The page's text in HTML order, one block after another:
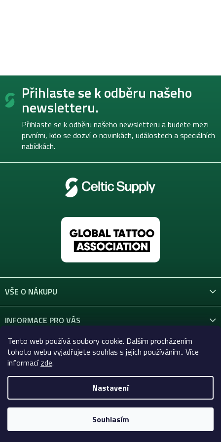
Tento web používá soubory cookie. Dalším procházením
tohoto webu vyjadřujete souhlas s jejich používáním.. Více
informacízde.
Nastavení
Souhlasím
Z
Přihlaste se k odběru našeho
newsletteru.
Přihlaste se k odběru našeho newsletteru a budete mezi
prvními, kdo se dozví o novinkách, událostech a speciálních
nabídkách.
VŠE O NÁKUPU
INFORMACE PRO VÁS
KONTAKT
Copyright 2026Celtic-Supply.cz | Vše pro tetování a
permanentní makeup. Všechna práva vyhrazena.